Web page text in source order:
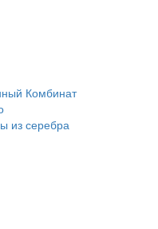
Комбинат
из серебра